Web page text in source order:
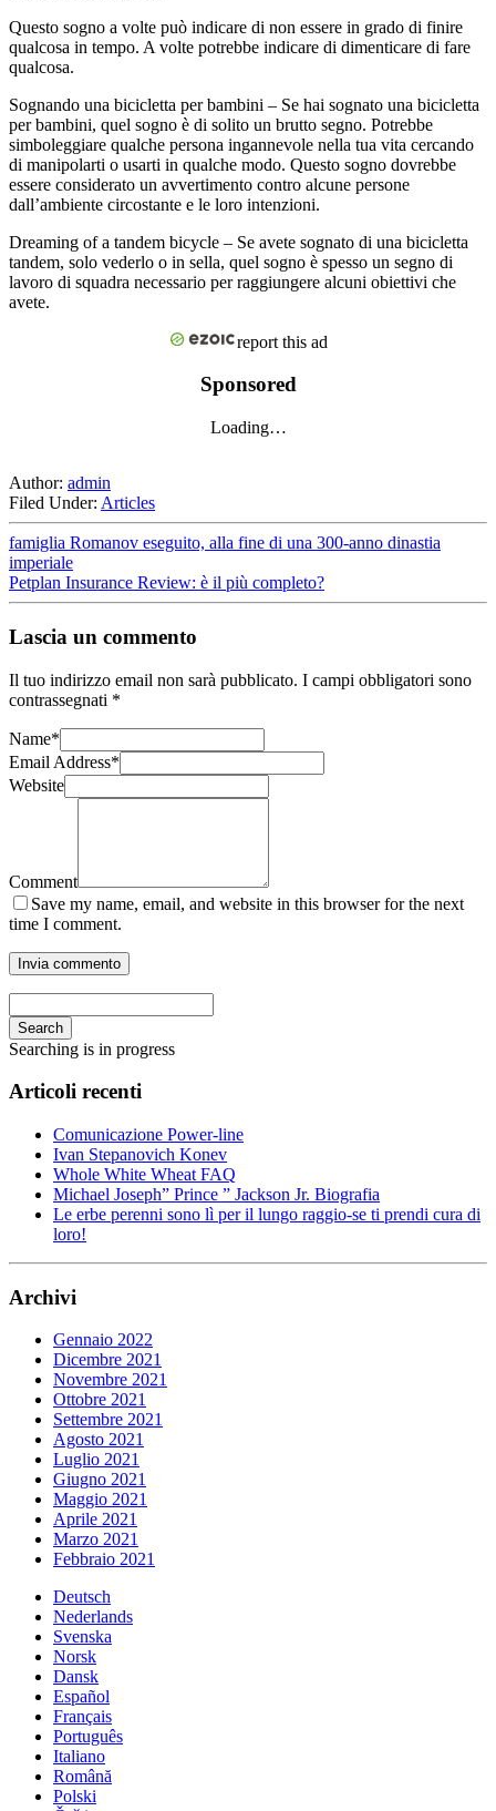
Questo sogno a volte può indicare di non essere in grado di finire
qualcosa in tempo. A volte potrebbe indicare di dimenticare di fare
qualcosa.
Sognando una bicicletta per bambini – Se hai sognato una bicicletta
per bambini, quel sogno è di solito un brutto segno. Potrebbe
simboleggiare qualche persona ingannevole nella tua vita cercando
di manipolarti o usarti in qualche modo. Questo sogno dovrebbe
essere considerato un avvertimento contro alcune persone
dall’ambiente circostante e le loro intenzioni.
Dreaming of a tandem bicycle – Se avete sognato di una bicicletta
tandem, solo vederlo o in sella, quel sogno è spesso un segno di
lavoro di squadra necessario per raggiungere alcuni obiettivi che
avete.
report this ad
Sponsored
Loading…
Author: admin
Filed Under: Articles
famiglia Romanov eseguito, alla fine di una 300-anno dinastia
imperiale
Petplan Insurance Review: è il più completo?
Lascia un commento
Il tuo indirizzo email non sarà pubblicato. I campi obbligatori sono
contrassegnati *
Name*
Email Address*
Website
Comment
Save my name, email, and website in this browser for the next
time I comment.
Search
Searching is in progress
Articoli recenti
Comunicazione Power-line
Ivan Stepanovich Konev
Whole White Wheat FAQ
Michael Joseph” Prince ” Jackson Jr. Biografia
Le erbe perenni sono lì per il lungo raggio-se ti prendi cura di
loro!
Archivi
Gennaio 2022
Dicembre 2021
Novembre 2021
Ottobre 2021
Settembre 2021
Agosto 2021
Luglio 2021
Giugno 2021
Maggio 2021
Aprile 2021
Marzo 2021
Febbraio 2021
Deutsch
Nederlands
Svenska
Norsk
Dansk
Español
Français
Português
Italiano
Română
Polski